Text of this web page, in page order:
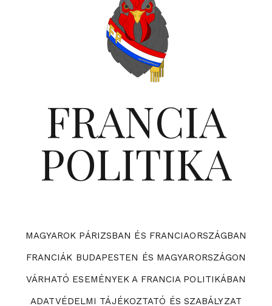
FRANCIA
POLITIKA
MAGYAROK PÁRIZSBAN ÉS FRANCIAORSZÁGBAN
FRANCIÁK BUDAPESTEN ÉS MAGYARORSZÁGON
VÁRHATÓ ESEMÉNYEK A FRANCIA POLITIKÁBAN
ADATVÉDELMI TÁJÉKOZTATÓ ÉS SZABÁLYZAT